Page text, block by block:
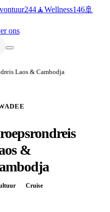
244🧘Wellness146🚢
ons
Laos & Cambodja
&
Cruise